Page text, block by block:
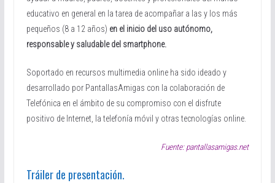
educativo en general en la tarea de acompañar a las y los más
pequeños (8 a 12 años) en el inicio del uso autónomo,
responsable y saludable del smartphone.
Soportado en recursos multimedia online ha sido ideado y
desarrollado por PantallasAmigas con la colaboración de
Telefónica en el ámbito de su compromiso con el disfrute
positivo de Internet, la telefonía móvil y otras tecnologías online.
Fuente: pantallasamigas.net
Tráiler de presentación.